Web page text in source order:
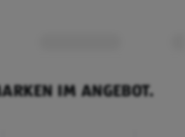
IM ANGEBOT.